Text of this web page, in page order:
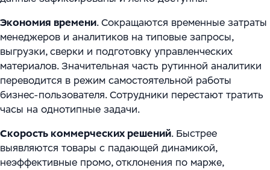
Экономия времени. Сокращаются временные затраты
менеджеров и аналитиков на типовые запросы,
выгрузки, сверки и подготовку управленческих
материалов. Значительная часть рутинной аналитики
переводится в режим самостоятельной работы
бизнес-пользователя. Сотрудники перестают тратить
часы на однотипные задачи.
Скорость коммерческих решений. Быстрее
выявляются товары с падающей динамикой,
неэффективные промо, отклонения по марже,